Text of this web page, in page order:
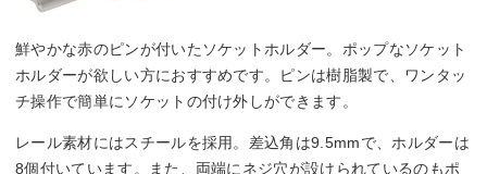
鮮やかな赤のピンが付いたソケットホルダー。ポップなソケット
ホルダーが欲しい方におすすめです。ピンは樹脂製で、ワンタッ
チ操作で簡単にソケットの付け外しができます。
レール素材にはスチールを採用。差込角は9.5mmで、ホルダーは
8個付いています。また、両端にネジ穴が設けられているのもポ